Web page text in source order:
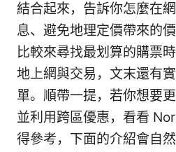
結合起來，告訴你怎麼在
息、避免地理定價帶來的
比較來尋找最划算的購票
地上網與交易，文末還有
單。順帶一提，若你想要
並利用跨區優惠，看看
得參考，下面的介紹會自